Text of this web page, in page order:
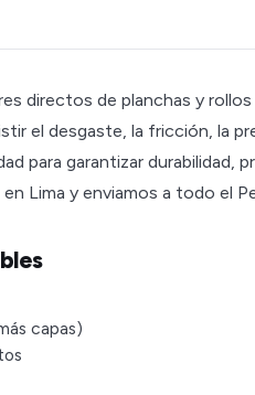
directos de planchas y rollos
el desgaste, la fricción, la
para garantizar durabilidad,
Lima y enviamos a todo el
capas)